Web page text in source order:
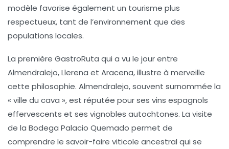
modèle favorise également un tourisme plus
respectueux, tant de l’environnement que des
populations locales.
La première GastroRuta qui a vu le jour entre
Almendralejo, Llerena et Aracena, illustre à merveille
cette philosophie. Almendralejo, souvent surnommée la
« ville du cava », est réputée pour ses vins espagnols
effervescents et ses vignobles autochtones. La visite
de la Bodega Palacio Quemado permet de
comprendre le savoir-faire viticole ancestral qui se